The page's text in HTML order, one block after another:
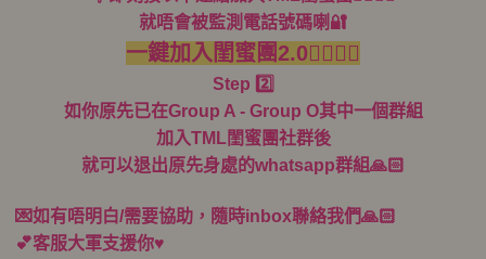
就唔會被監測電話號碼喇🔐
一鍵加入閨蜜團2.0👯‍♀️👯‍♀️
Step 2️⃣
如你原先已在Group A - Group O其中一個群組
加入TML閨蜜團社群後
就可以退出原先身處的whatsapp群組🙏🏻
💌如有唔明白/需要協助，隨時inbox聯絡我們🙏🏻
💕客服大軍支援你♥️